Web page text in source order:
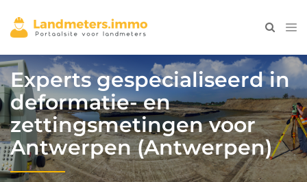
Experts gespecialiseerd in
deformatie- en
zettingsmetingen voor
Antwerpen (Antwerpen)